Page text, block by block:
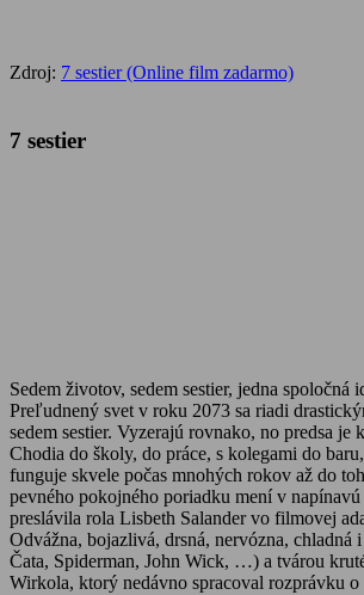
Zdroj: 7 sestier (Online film zadarmo)
7 sestier
Sedem životov, sedem sestier, jedna
Preľudnený svet v roku 2073 sa riadi
sedem sestier. Vyzerajú rovnako, no predsa
Chodia do školy, do práce, s kolegami do
funguje skvele počas mnohých rokov až do
pevného pokojného poriadku mení v
preslávila rola Lisbeth Salander vo filmovej
Odvážna, bojazlivá, drsná, nervózna,
Čata, Spiderman, John Wick, …) a tvárou
Wirkola, ktorý nedávno spracoval rozprávku